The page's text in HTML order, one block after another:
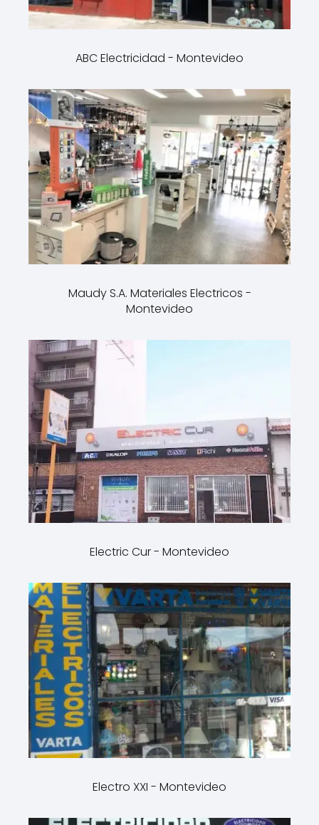
ABC Electricidad - Montevideo
Maudy S.A. Materiales Electricos -
Montevideo
Electric Cur - Montevideo
Electro XXI - Montevideo